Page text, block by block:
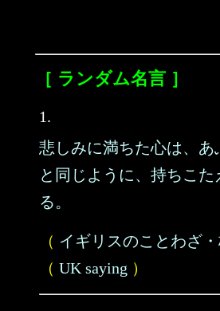
［ ランダム名言 ］
1.
悲しみに満ちた心は、あ
と同じように、持ちこ
る。
（ イギリスのことわざ
（ UK saying ）